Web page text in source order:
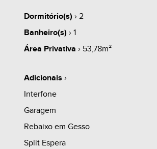
Dormitório(s) › 2
Banheiro(s)› 1
Área Privativa › 53,78m²
Adicionais ›
Interfone
Garagem
Rebaixo em Gesso
Split Espera